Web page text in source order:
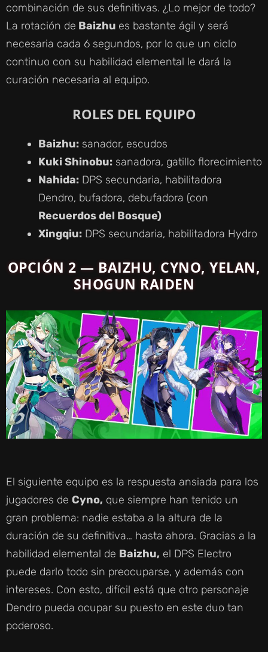
combinación de sus definitivas. ¿Lo mejor de todo?
La rotación de Baizhu es bastante ágil y será
necesaria cada 6 segundos, por lo que un ciclo
continuo con su habilidad elemental le dará la
curación necesaria al equipo.
ROLES DEL EQUIPO
Baizhu: sanador, escudos
Kuki Shinobu: sanadora, gatillo florecimiento
Nahida: DPS secundaria, habilitadora
Dendro, bufadora, debufadora (con
Recuerdos del Bosque)
Xingqiu: DPS secundaria, habilitadora Hydro
OPCIÓN 2 — BAIZHU, CYNO, YELAN,
SHOGUN RAIDEN
El siguiente equipo es la respuesta ansiada para los
jugadores de Cyno, que siempre han tenido un
gran problema: nadie estaba a la altura de la
duración de su definitiva… hasta ahora. Gracias a la
habilidad elemental de Baizhu, el DPS Electro
puede darlo todo sin preocuparse, y además con
intereses. Con esto, difícil está que otro personaje
Dendro pueda ocupar su puesto en este duo tan
poderoso.